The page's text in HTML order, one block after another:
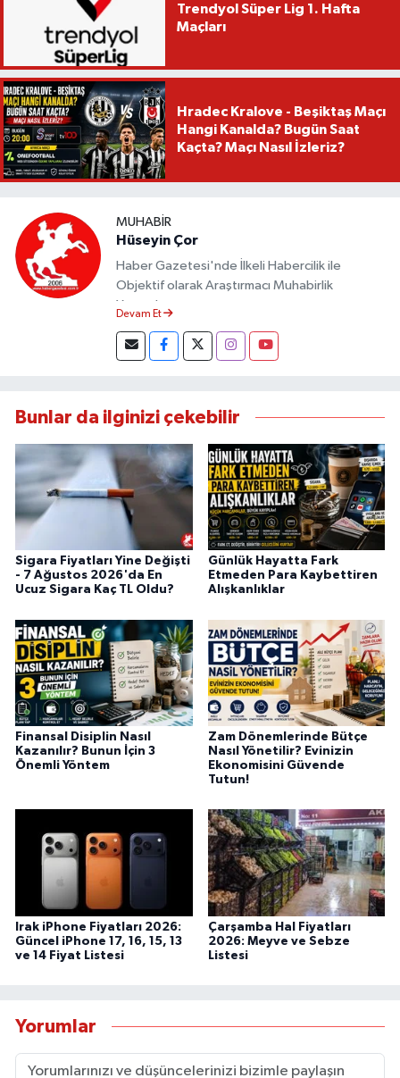
Trendyol Süper Lig 1. Hafta
Maçları
Hradec Kralove - Beşiktaş Maçı
Hangi Kanalda? Bugün Saat
Kaçta? Maçı Nasıl İzleriz?
MUHABIR
Hüseyin Çor
Haber Gazetesi'nde İlkeli Habercilik ile
Objektif olarak Araştırmacı Muhabirlik
Yapmaktayım.
Devam Et
Bunlar da ilginizi çekebilir
Sigara Fiyatları Yine Değişti
- 7 Ağustos 2026'da En
Ucuz Sigara Kaç TL Oldu?
Günlük Hayatta Fark
Etmeden Para Kaybettiren
Alışkanlıklar
Finansal Disiplin Nasıl
Kazanılır? Bunun İçin 3
Önemli Yöntem
Zam Dönemlerinde Bütçe
Nasıl Yönetilir? Evinizin
Ekonomisini Güvende
Tutun!
Irak iPhone Fiyatları 2026:
Güncel iPhone 17, 16, 15, 13
ve 14 Fiyat Listesi
Çarşamba Hal Fiyatları
2026: Meyve ve Sebze
Listesi
Yorumlar